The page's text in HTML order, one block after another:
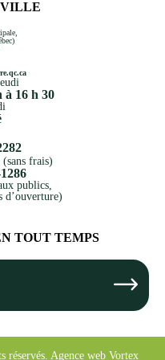
à 16 h 30
(sans frais)
publics,
d’ouverture)
TOUT TEMPS
Submit
réservés. Agence web Vortex